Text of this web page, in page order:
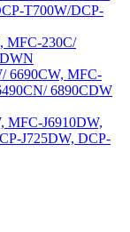
T700W/DCP-
MFC-230C/
6690CW, MFC-
6890CDW
MFC-J6910DW,
J725DW, DCP-